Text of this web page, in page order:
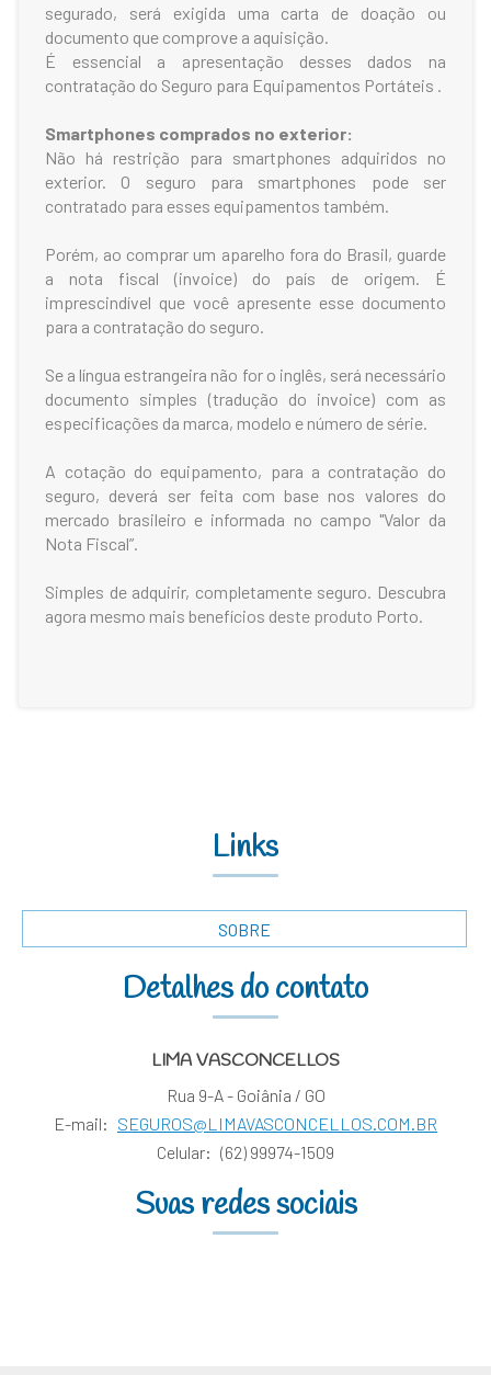
segurado, será exigida uma carta de doação ou
documento que comprove a aquisição.
É essencial a apresentação desses dados na
contratação do Seguro para Equipamentos Portáteis .
Smartphones comprados no exterior:
Não há restrição para smartphones adquiridos no
exterior. O seguro para smartphones pode ser
contratado para esses equipamentos também.
Porém, ao comprar um aparelho fora do Brasil, guarde
a nota fiscal (invoice) do país de origem. É
imprescindível que você apresente esse documento
para a contratação do seguro.
Se a língua estrangeira não for o inglês, será necessário
documento simples (tradução do invoice) com as
especificações da marca, modelo e número de série.
A cotação do equipamento, para a contratação do
seguro, deverá ser feita com base nos valores do
mercado brasileiro e informada no campo "Valor da
Nota Fiscal”.
Simples de adquirir, completamente seguro. Descubra
agora mesmo mais benefícios deste produto Porto.
Links
SOBRE
Detalhes do contato
LIMA VASCONCELLOS
Rua 9-A - Goiânia / GO
E-mail: SEGUROS@LIMAVASCONCELLOS.COM.BR
Celular: (62) 99974-1509
Suas redes sociais